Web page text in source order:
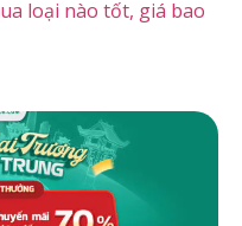
loại nào tốt, giá bao